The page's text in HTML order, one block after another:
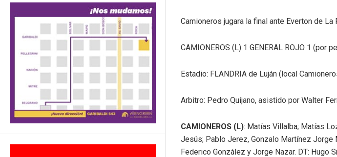
Camioneros jugara la final ante Everton de
CAMIONEROS (L) 1 GENERAL ROJO 1 (por
Estadio: FLANDRIA de Luján (local
Arbitro: Pedro Quijano, asistido por Walter
CAMIONEROS (L): Matías Villalba; Matías
Jesús; Pablo Jerez, Gonzalo Martínez Jorge
Federico González y Jorge Nazar. DT: Hugo